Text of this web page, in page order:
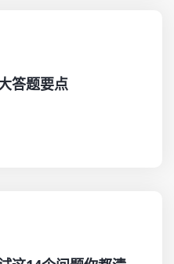
答题要点